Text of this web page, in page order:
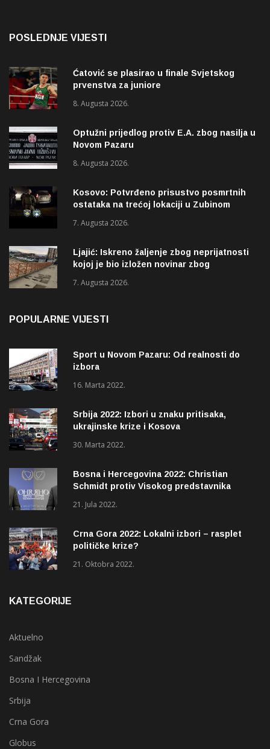
POSLEDNJE VIJESTI
Ćatović se plasirao u finale Svjetskog
prvenstva za juniore
8. Augusta 2026.
Optužni prijedlog protiv E.A. zbog nasilja u
Novom Pazaru
8. Augusta 2026.
Kosovo: Potvrđeno prisustvo posmrtnih
ostataka na trećoj lokaciji u Zubinom
7. Augusta 2026.
Ljajić: Iskreno žaljenje zbog neprijatnosti
kojoj je bio izložen novinar zbog
7. Augusta 2026.
POPULARNE VIJESTI
Sport u Novom Pazaru: Od realnosti do
izbora
16. Marta 2022.
Srbija 2022: Izbori u znaku pritisaka,
ukrajinske krize i Kosova
30. Marta 2022.
Bosna i Hercegovina 2022: Christian
Schmidt protiv Visokog predstavnika
21. Jula 2022.
Crna Gora 2022: Lokalni izbori – rasplet
političke krize?
21. Oktobra 2022.
KATEGORIJE
Aktuelno
Sandžak
Bosna I Hercegovina
Srbija
Crna Gora
Globus